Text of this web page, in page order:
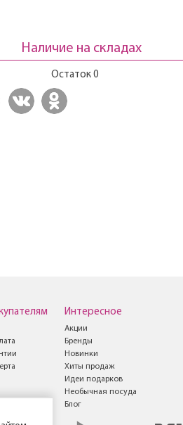
Наличие на складах
Остаток 0
Интересное
Акции
Бренды
Новинки
Хиты продаж
Идеи подарков
Необычная посуда
Блог